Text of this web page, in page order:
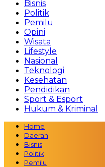
Bisnis
Politik
Pemilu
Opini
Wisata
Lifestyle
Nasional
Teknologi
Kesehatan
Pendidikan
Sport & Esport
Hukum & Kriminal
Home
Daerah
Bisnis
Politik
Pemilu